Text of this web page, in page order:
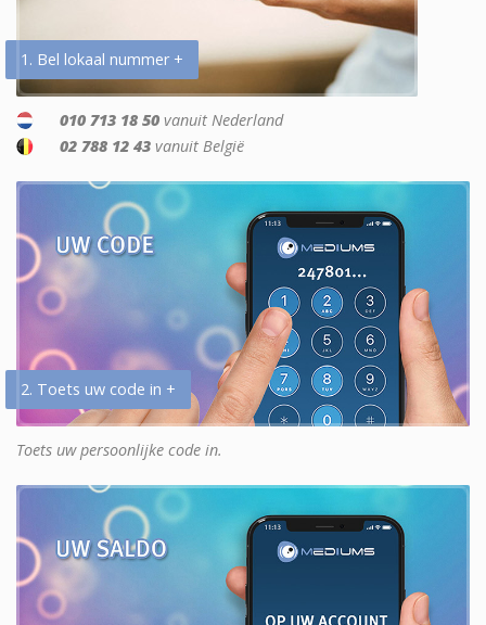
1. Bel lokaal nummer +
010 713 18 50 vanuit Nederland
02 788 12 43 vanuit België
2. Toets uw code in +
Toets uw persoonlijke code in.